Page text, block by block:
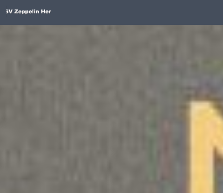
Unter dem Inhalt